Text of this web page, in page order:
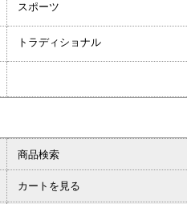
スポーツ
トラディショナル
商品検索
カートを見る